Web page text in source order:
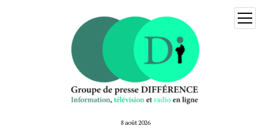
8 août 2026
ouvrir
menu